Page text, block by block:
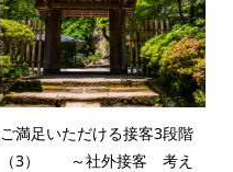
ご満足いただける接客3段階
（3） ～社外接客 考え